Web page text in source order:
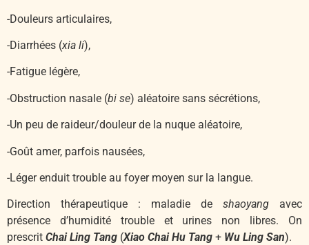
-Douleurs articulaires,
-Diarrhées (xia li),
-Fatigue légère,
-Obstruction nasale (bi se) aléatoire sans sécrétions,
-Un peu de raideur/douleur de la nuque aléatoire,
-Goût amer, parfois nausées,
-Léger enduit trouble au foyer moyen sur la langue.
Direction thérapeutique : maladie de shaoyang avec
présence d’humidité trouble et urines non libres. On
prescrit Chai Ling Tang (Xiao Chai Hu Tang + Wu Ling San).